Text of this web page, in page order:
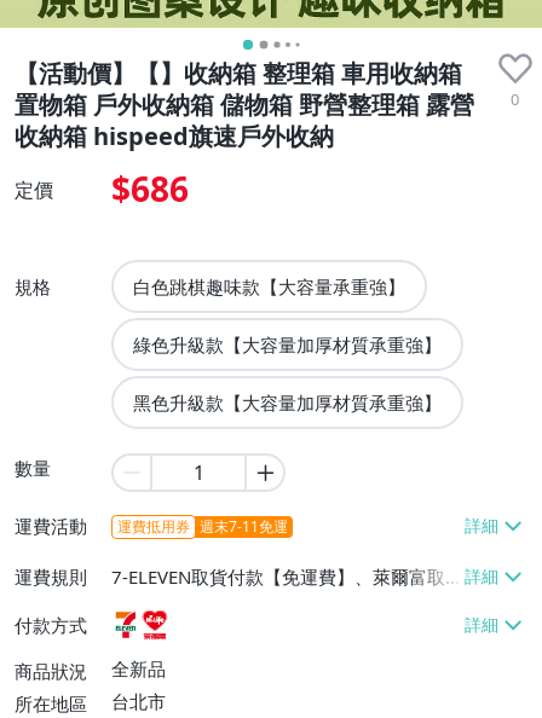
【活動價】【】收納箱 整理箱 車用收納箱
置物箱 戶外收納箱 儲物箱 野營整理箱 露營
收納箱 hispeed旗速戶外收納
0
定價 $686
規格 白色跳棋趣味款【大容量承重強】
綠色升級款【大容量加厚材質承重強】
黑色升級款【大容量加厚材質承重強】
數量
運費活動 運費抵用券 週末7-11免運
運費規則
7-ELEVEN取貨付款【免運費】、萊爾富取
貨付款【免運費】
付款方式
商品狀況
全新品
所在地區
台北市